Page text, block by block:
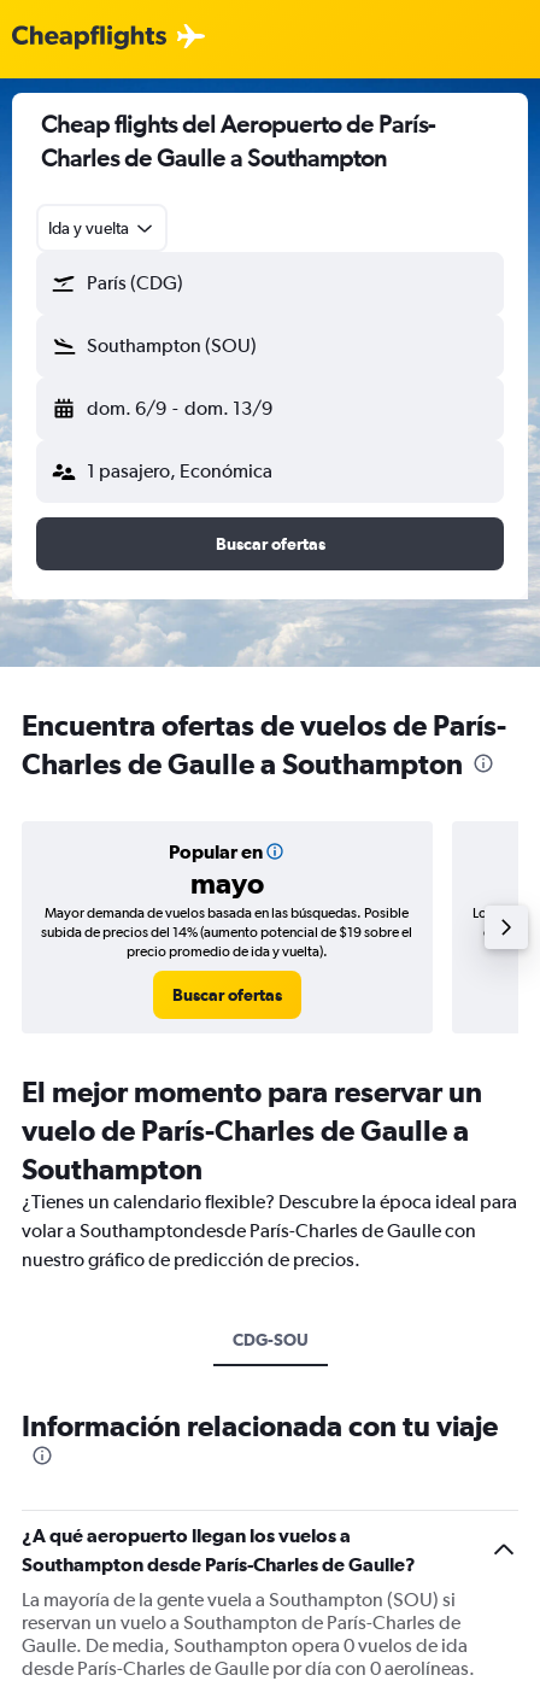
Cheap flights del Aeropuerto de París-
Charles de Gaulle a Southampton
Ida y vuelta
París (CDG)
Southampton (SOU)
dom. 6/9 - dom. 13/9
1 pasajero, Económica
Buscar ofertas
Encuentra ofertas de vuelos de París-
Charles de Gaulle a Southampton
Popular en
mayo
Mayor demanda de vuelos basada en las búsquedas. Posible
subida de precios del 14% (aumento potencial de $19 sobre el
precio promedio de ida y vuelta).
Buscar ofertas
Los
de
El mejor momento para reservar un
vuelo de París-Charles de Gaulle a
Southampton
¿Tienes un calendario flexible? Descubre la época ideal para
volar a Southamptondesde París-Charles de Gaulle con
nuestro gráfico de predicción de precios.
CDG-SOU
Información relacionada con tu viaje
¿A qué aeropuerto llegan los vuelos a
Southampton desde París-Charles de Gaulle?
La mayoría de la gente vuela a Southampton (SOU) si
reservan un vuelo a Southampton de París-Charles de
Gaulle. De media, Southampton opera 0 vuelos de ida
desde París-Charles de Gaulle por día con 0 aerolíneas.